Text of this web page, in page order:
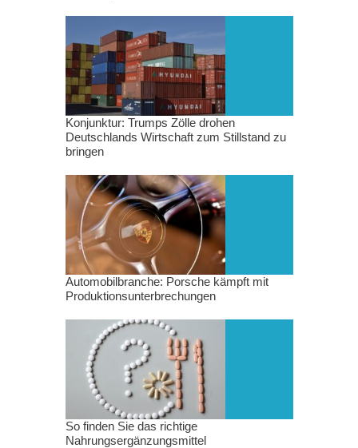
Konjunktur: Trumps Zölle drohen
Deutschlands Wirtschaft zum Stillstand zu
bringen
Automobilbranche: Porsche kämpft mit
Produktionsunterbrechungen
So finden Sie das richtige
Nahrungsergänzungsmittel